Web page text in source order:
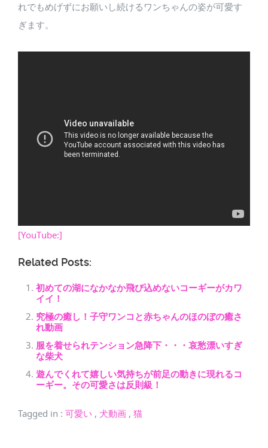
れでもめげずにお願いし続けるワンちゃんの姿が可愛す
ぎます。
[YouTube:]
Related Posts:
初めての湖になかなか飛び込めないコーギーがカワ
イイ！
究極の癒し！子守ワンコと赤ちゃんのほのぼの癒さ
れ動画
服を着せられテンション急降下・・・哀愁漂いすぎ
な柴犬
遊んでくれて嬉しい気持ちが前足の動きに現れるコ
ーギー。その可愛さは反則級！
Tagged in : 可愛い , 犬動画 , 猫